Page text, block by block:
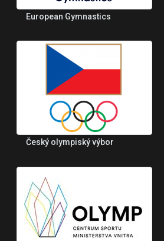
European Gymnastics
Český olympiský výbor